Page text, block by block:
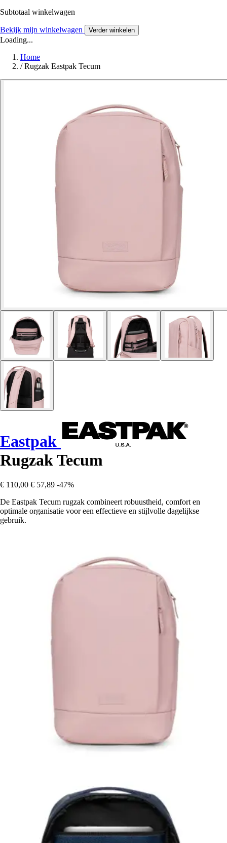
Subtotaal winkelwagen
Bekijk mijn winkelwagen Verder winkelen
Loading...
Home
/ Rugzak Eastpak Tecum
Eastpak
Rugzak Tecum
€ 110,00 € 57,89 -47%
De Eastpak Tecum rugzak combineert robuustheid, comfort en
optimale organisatie voor een effectieve en stijlvolle dagelijkse
gebruik.